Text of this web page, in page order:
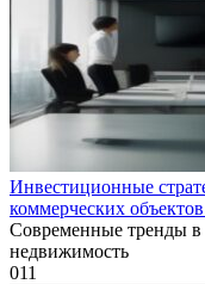
Инвестиционные
коммерческих
Современные тренды
недвижимость
011